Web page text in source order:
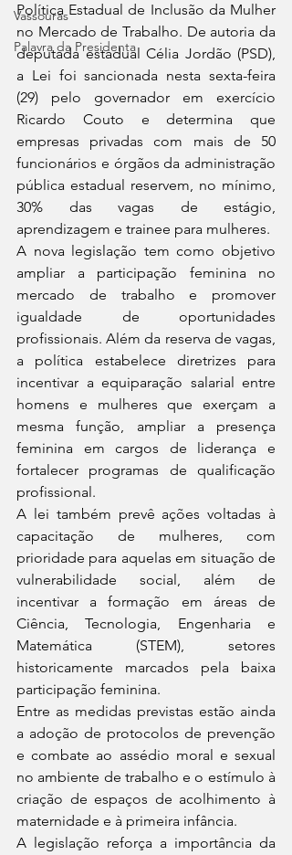
Vassouras
Palavra da Presidenta
Política Estadual de Inclusão da Mulher
no Mercado de Trabalho. De autoria da
deputada estadual Célia Jordão (PSD),
a Lei foi sancionada nesta sexta-feira
(29) pelo governador em exercício
Ricardo Couto e determina que
empresas privadas com mais de 50
funcionários e órgãos da administração
pública estadual reservem, no mínimo,
30% das vagas de estágio,
aprendizagem e trainee para mulheres.
A nova legislação tem como objetivo
ampliar a participação feminina no
mercado de trabalho e promover
igualdade de oportunidades
profissionais. Além da reserva de vagas,
a política estabelece diretrizes para
incentivar a equiparação salarial entre
homens e mulheres que exerçam a
mesma função, ampliar a presença
feminina em cargos de liderança e
fortalecer programas de qualificação
profissional.
A lei também prevê ações voltadas à
capacitação de mulheres, com
prioridade para aquelas em situação de
vulnerabilidade social, além de
incentivar a formação em áreas de
Ciência, Tecnologia, Engenharia e
Matemática (STEM), setores
historicamente marcados pela baixa
participação feminina.
Entre as medidas previstas estão ainda
a adoção de protocolos de prevenção
e combate ao assédio moral e sexual
no ambiente de trabalho e o estímulo à
criação de espaços de acolhimento à
maternidade e à primeira infância.
A legislação reforça a importância da